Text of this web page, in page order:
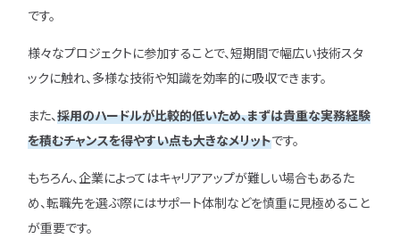
です。
様々なプロジェクトに参加することで、短期間で幅広い技術スタ
ックに触れ、多様な技術や知識を効率的に吸収できます。
また、採用のハードルが比較的低いため、まずは貴重な実務経験
を積むチャンスを得やすい点も大きなメリットです。
もちろん、企業によってはキャリアアップが難しい場合もあるた
め、転職先を選ぶ際にはサポート体制などを慎重に見極めること
が重要です。